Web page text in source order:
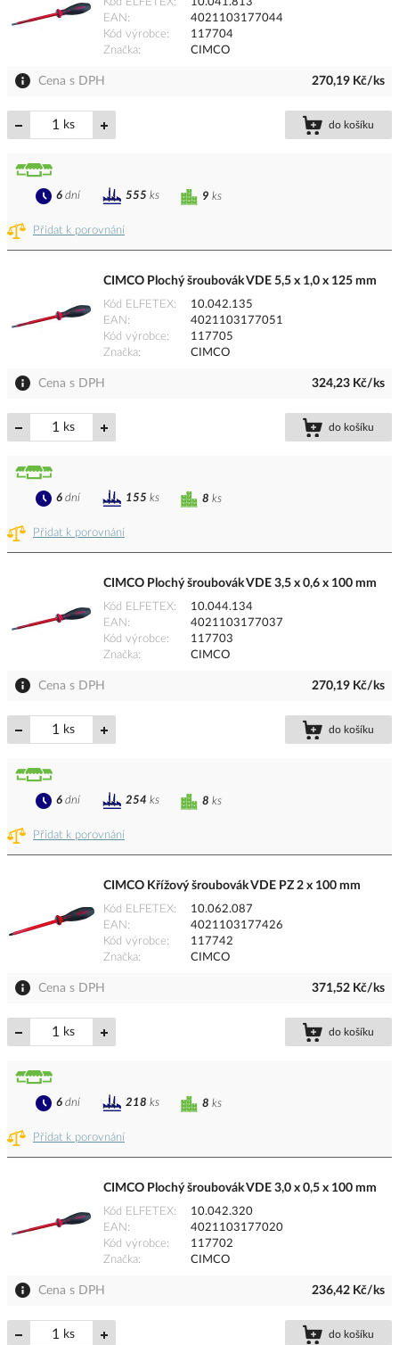
Kód ELFETEX
10.041.813
EAN
4021103177044
Kód výrobce
117704
Značka
CIMCO
Cena s DPH 270,19 Kč/ks
ks do košíku
Přidat k porovnání
9 ks
6 dní 555 ks
CIMCO Plochý šroubovák VDE 5,5 x 1,0 x 125 mm
Kód ELFETEX
10.042.135
EAN
4021103177051
Kód výrobce
117705
Značka
CIMCO
Cena s DPH 324,23 Kč/ks
ks do košíku
Přidat k porovnání
8 ks
6 dní 155 ks
CIMCO Plochý šroubovák VDE 3,5 x 0,6 x 100 mm
Kód ELFETEX
10.044.134
EAN
4021103177037
Kód výrobce
117703
Značka
CIMCO
Cena s DPH 270,19 Kč/ks
ks do košíku
Přidat k porovnání
8 ks
6 dní 254 ks
CIMCO Křížový šroubovák VDE PZ 2 x 100 mm
Kód ELFETEX
10.062.087
EAN
4021103177426
Kód výrobce
117742
Značka
CIMCO
Cena s DPH 371,52 Kč/ks
ks do košíku
Přidat k porovnání
8 ks
6 dní 218 ks
CIMCO Plochý šroubovák VDE 3,0 x 0,5 x 100 mm
Kód ELFETEX
10.042.320
EAN
4021103177020
Kód výrobce
117702
Značka
CIMCO
Cena s DPH 236,42 Kč/ks
ks do košíku